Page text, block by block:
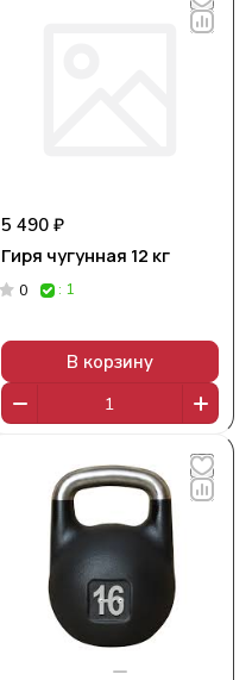
5 490 ₽
Гиря чугунная 12 кг
0 : 1
В корзину